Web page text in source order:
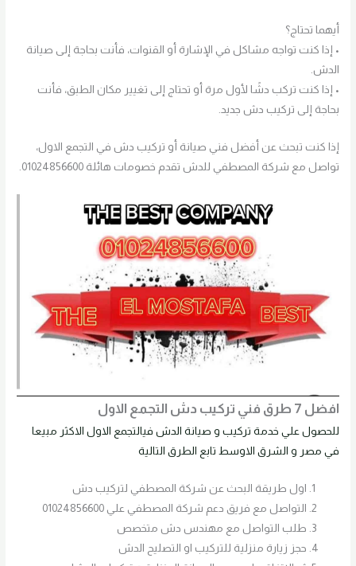
أيهما تحتاج؟
• إذا كنت تواجه مشاكل في الإشارة أو القنوات، فأنت بحاجة إلى صيانة
الدش.
• إذا كنت تركب دشًا لأول مرة أو تحتاج إلى تغيير مكان الطبق، فأنت
بحاجة إلى تركيب دش جديد.
إذا كنت تبحث عن أفضل فني صيانة أو تركيب دش في التجمع الاول،
تواصل مع شركة المصطفي للدش تقدم خصومات هائلة 01024856600.
افضل 7 طرق فني تركيب دش التجمع الاول
للحصول علي خدمة تركيب و صيانة الدش فيالتجمع الاول الاكثر مبيعا
في مصر و الشرق الاوسط تابع الطرق التالية
اول طريقة البحث عن شركة المصطفي لتركيب دش
التواصل مع فريق دعم شركة المصطفي علي 01024856600
طلب التواصل مع مهندس دش متخصص
حجز زيارة منزلية للتركيب او التصليح الدش